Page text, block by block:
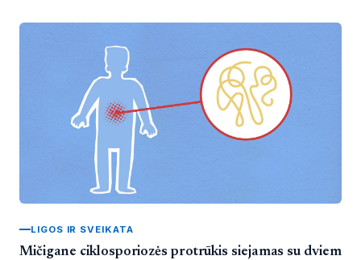
LIGOS IR SVEIKATA
Mičigane ciklosporiozės protrūkis siejamas su dviem